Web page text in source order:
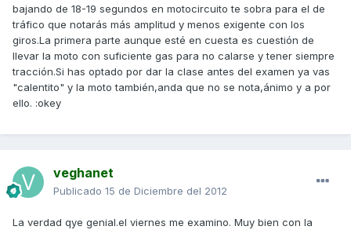
bajando de 18-19 segundos en motocircuito te sobra para el de
tráfico que notarás más amplitud y menos exigente con los
giros.La primera parte aunque esté en cuesta es cuestión de
llevar la moto con suficiente gas para no calarse y tener siempre
tracción.Si has optado por dar la clase antes del examen ya vas
"calentito" y la moto también,anda que no se nota,ánimo y a por
ello. :okey
veghanet
Publicado 15 de Diciembre del 2012
La verdad qye genial.el viernes me examino. Muy bien con la